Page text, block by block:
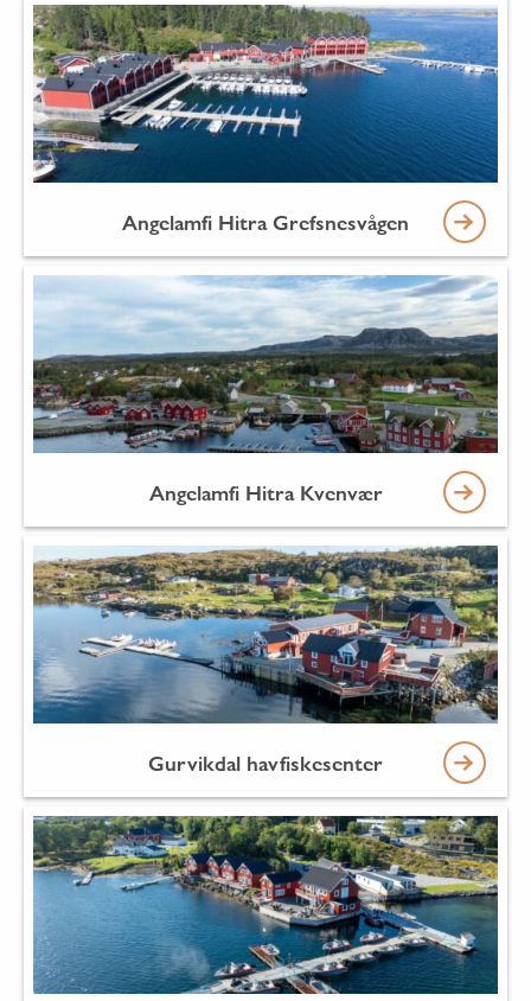
Angelamfi Hitra Grefsnesvågen
Angelamfi Hitra Kvenvær
Gurvikdal havfiskesenter